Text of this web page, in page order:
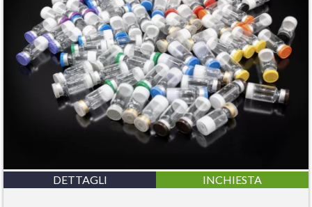
DETTAGLI INCHIESTA